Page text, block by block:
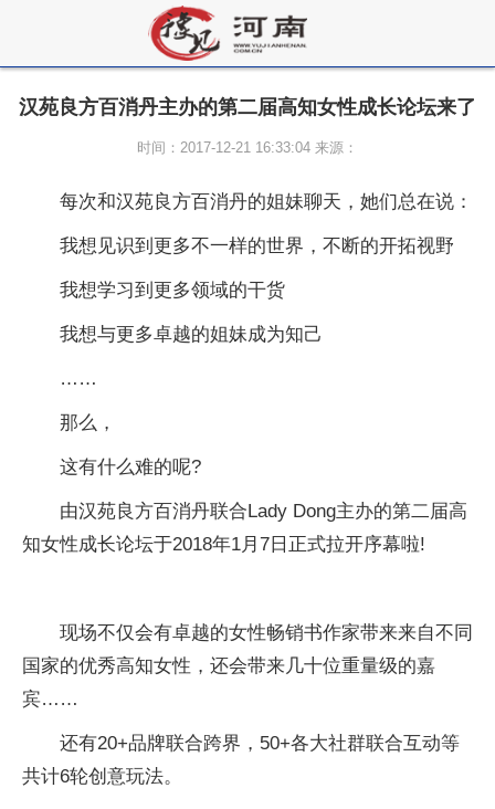
汉苑良方百消丹主办的第二届高知女性成长论坛来了
时间：2017-12-21 16:33:04 来源：
每次和汉苑良方百消丹的姐妹聊天，她们总在说：
我想见识到更多不一样的世界，不断的开拓视野
我想学习到更多领域的干货
我想与更多卓越的姐妹成为知己
……
那么，
这有什么难的呢?
由汉苑良方百消丹联合Lady Dong主办的第二届高
知女性成长论坛于2018年1月7日正式拉开序幕啦!
现场不仅会有卓越的女性畅销书作家带来来自不同
国家的优秀高知女性，还会带来几十位重量级的嘉
宾……
还有20+品牌联合跨界，50+各大社群联合互动等
共计6轮创意玩法。